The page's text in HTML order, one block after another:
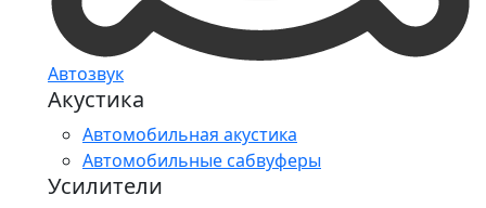
Автозвук
Акустика
Автомобильная акустика
Автомобильные сабвуферы
Усилители